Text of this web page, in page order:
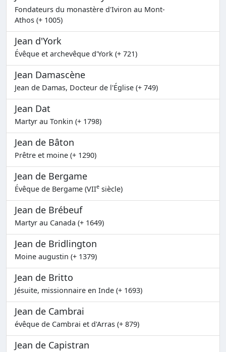
Fondateurs du monastère d'Iviron au Mont-
Athos (+ 1005)
Jean d'York
Évêque et archevêque d'York (+ 721)
Jean Damascène
Jean de Damas, Docteur de l'Église (+ 749)
Jean Dat
Martyr au Tonkin (+ 1798)
Jean de Bâton
Prêtre et moine (+ 1290)
Jean de Bergame
Évêque de Bergame (VIIe siècle)
Jean de Brébeuf
Martyr au Canada (+ 1649)
Jean de Bridlington
Moine augustin (+ 1379)
Jean de Britto
Jésuite, missionnaire en Inde (+ 1693)
Jean de Cambrai
évêque de Cambrai et d'Arras (+ 879)
Jean de Capistran